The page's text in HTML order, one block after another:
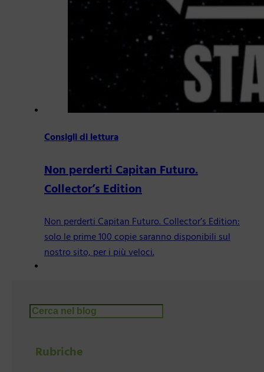
Consigli di lettura
Non perderti Capitan Futuro.
Collector’s Edition
Non perderti Capitan Futuro. Collector’s Edition:
solo le prime 100 copie saranno disponibili sul
nostro sito, per i più veloci.
Cerca
Rubriche